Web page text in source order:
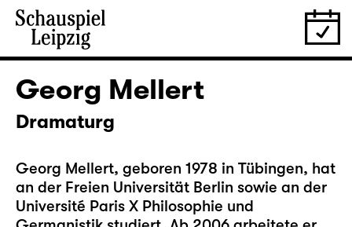
Georg Mellert
Dramaturg
Georg Mellert, geboren 1978 in Tübingen, hat
an der Freien Universität Berlin sowie an der
Université Paris X Philosophie und